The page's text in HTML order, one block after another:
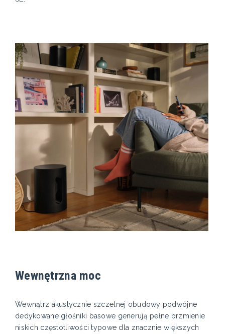
Wewnętrzna moc
Wewnątrz akustycznie szczelnej obudowy podwójne
dedykowane głośniki basowe generują pełne brzmienie
niskich częstotliwości typowe dla znacznie większych